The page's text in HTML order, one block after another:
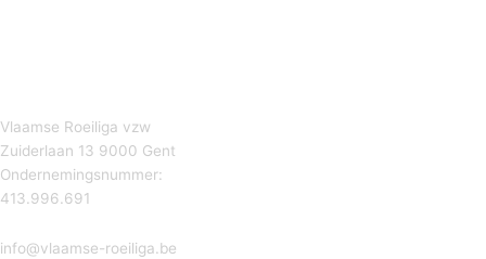
Vlaamse Roeiliga vzw
Zuiderlaan 13 9000 Gent
Ondernemingsnummer:
413.996.691
info@vlaamse-roeiliga.be